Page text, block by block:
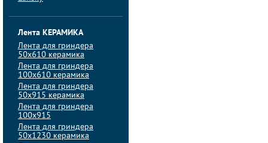
Лента КЕРАМИКА
Лента для гриндера
50х610 керамика
Лента для гриндера
100х610 керамика
Лента для гриндера
50х915 керамика
Лента для гриндера
100х915
Лента для гриндера
50х1230 керамика